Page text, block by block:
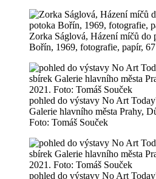
Zorka Ságlová, Házení míčů do
Bořín, 1969, fotografie, papír,
pohled do výstavy No Art
Galerie hlavního města Prahy,
Foto: Tomáš Souček
pohled do výstavy No Art